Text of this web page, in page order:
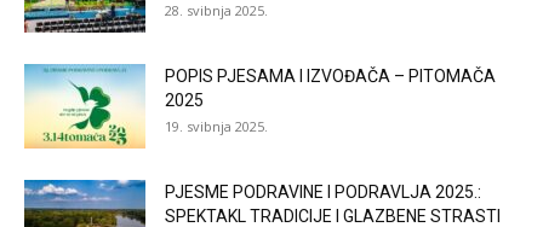
28. svibnja 2025.
POPIS PJESAMA I IZVOĐAČA – PITOMAČA
2025
19. svibnja 2025.
PJESME PODRAVINE I PODRAVLJA 2025.:
SPEKTAKL TRADICIJE I GLAZBENE STRASTI